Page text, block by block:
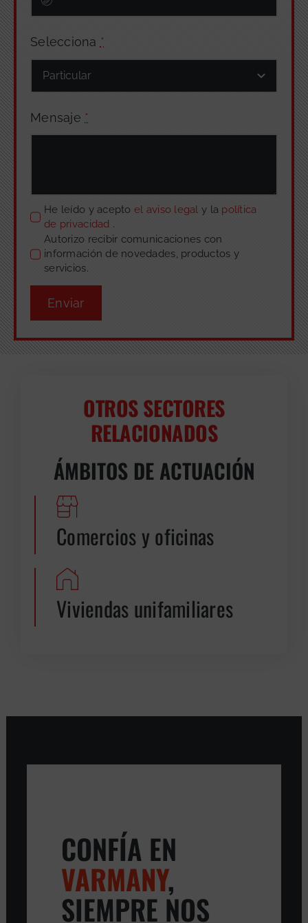
Selecciona *
Mensaje *
He leído y acepto el aviso legaly la política
de privacidad .
Autorizo recibir comunicaciones con
información de novedades, productos y
servicios.
Enviar
OTROS SECTORES
RELACIONADOS
ÁMBITOS DE ACTUACIÓN
Comercios y oficinas
Viviendas unifamiliares
CONFÍA EN
VARMANY,
SIEMPRE NOS